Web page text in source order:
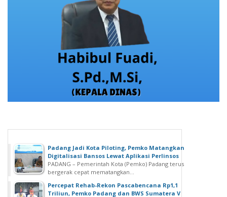
Padang Jadi Kota Piloting, Pemko Matangkan
Digitalisasi Bansos Lewat Aplikasi Perlinsos
PADANG – Pemerintah Kota (Pemko) Padang terus
bergerak cepat mematangkan...
Percepat Rehab-Rekon Pascabencana Rp1,1
Triliun, Pemko Padang dan BWS Sumatera V